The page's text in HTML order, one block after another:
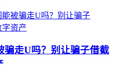
骗走U吗？别让骗子借截